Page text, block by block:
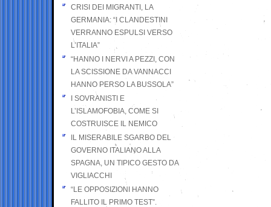
CRISI DEI MIGRANTI, LA
GERMANIA: “I CLANDESTINI
VERRANNO ESPULSI VERSO
L’ITALIA”
“HANNO I NERVI A PEZZI, CON
LA SCISSIONE DA VANNACCI
HANNO PERSO LA BUSSOLA”
I SOVRANISTI E
L’ISLAMOFOBIA, COME SI
COSTRUISCE IL NEMICO
IL MISERABILE SGARBO DEL
GOVERNO ITALIANO ALLA
SPAGNA, UN TIPICO GESTO DA
VIGLIACCHI
“LE OPPOSIZIONI HANNO
FALLITO IL PRIMO TEST”.